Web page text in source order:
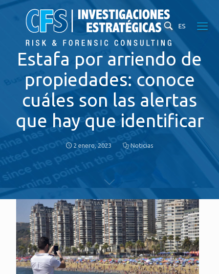
ES
Estafa por arriendo de
propiedades: conoce
cuáles son las alertas
que hay que identificar
2 enero, 2023 Noticias